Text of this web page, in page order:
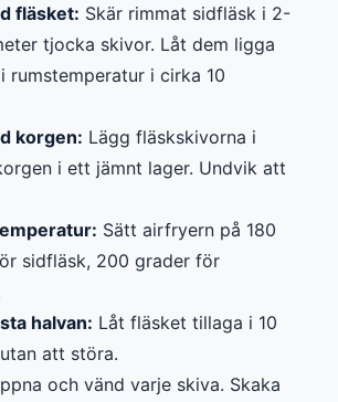
fläsket: Skär rimmat sidfläsk i 2-
tjocka skivor. Låt dem ligga
rumstemperatur i cirka 10
korgen: Lägg fläskskivorna i
i ett jämnt lager. Undvik att
Sätt airfryern på 180
sidfläsk, 200 grader för
halvan: Låt fläsket tillaga i 10
att störa.
och vänd varje skiva. Skaka